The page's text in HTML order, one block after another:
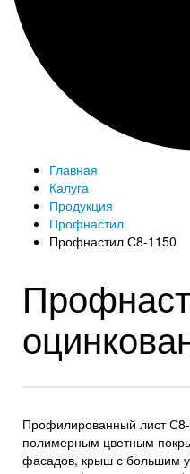
Главная
Калуга
Продукция
Профнастил
Профнастил С8-1150
Профилированный лист
полимерным цветным
фасадов, крыш с большим